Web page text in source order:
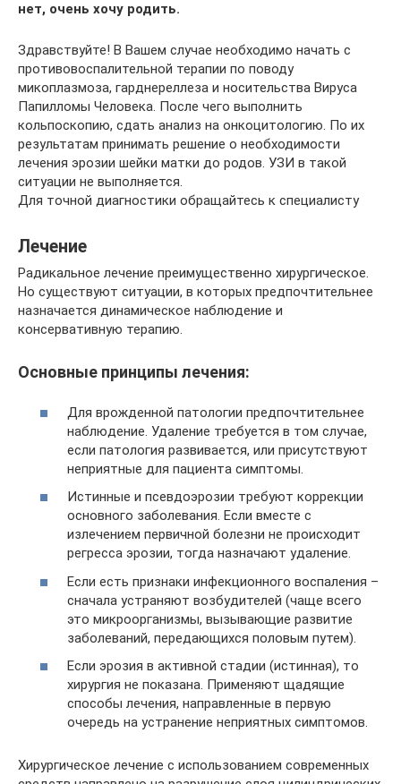
нет, очень хочу родить.
Здравствуйте! В Вашем случае необходимо начать с
противовоспалительной терапии по поводу
микоплазмоза, гарднереллеза и носительства Вируса
Папилломы Человека. После чего выполнить
кольпоскопию, сдать анализ на онкоцитологию. По их
результатам принимать решение о необходимости
лечения эрозии шейки матки до родов. УЗИ в такой
ситуации не выполняется.
Для точной диагностики обращайтесь к специалисту
Лечение
Радикальное лечение преимущественно хирургическое.
Но существуют ситуации, в которых предпочтительнее
назначается динамическое наблюдение и
консервативную терапию.
Основные принципы лечения:
Для врожденной патологии предпочтительнее
наблюдение. Удаление требуется в том случае,
если патология развивается, или присутствуют
неприятные для пациента симптомы.
Истинные и псевдоэрозии требуют коррекции
основного заболевания. Если вместе с
излечением первичной болезни не происходит
регресса эрозии, тогда назначают удаление.
Если есть признаки инфекционного воспаления –
сначала устраняют возбудителей (чаще всего
это микроорганизмы, вызывающие развитие
заболеваний, передающихся половым путем).
Если эрозия в активной стадии (истинная), то
хирургия не показана. Применяют щадящие
способы лечения, направленные в первую
очередь на устранение неприятных симптомов.
Хирургическое лечение с использованием современных